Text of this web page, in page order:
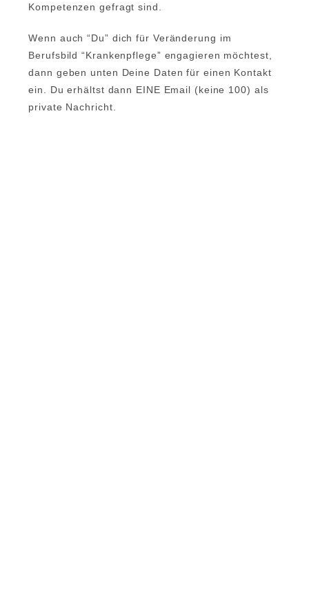
Kompetenzen gefragt sind.
Wenn auch “Du” dich für Veränderung im
Berufsbild “Krankenpflege” engagieren möchtest,
dann geben unten Deine Daten für einen Kontakt
ein. Du erhältst dann EINE Email (keine 100) als
private Nachricht.